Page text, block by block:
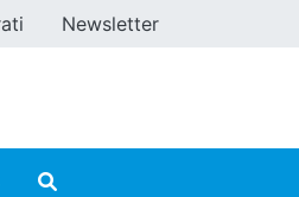
Newsletter